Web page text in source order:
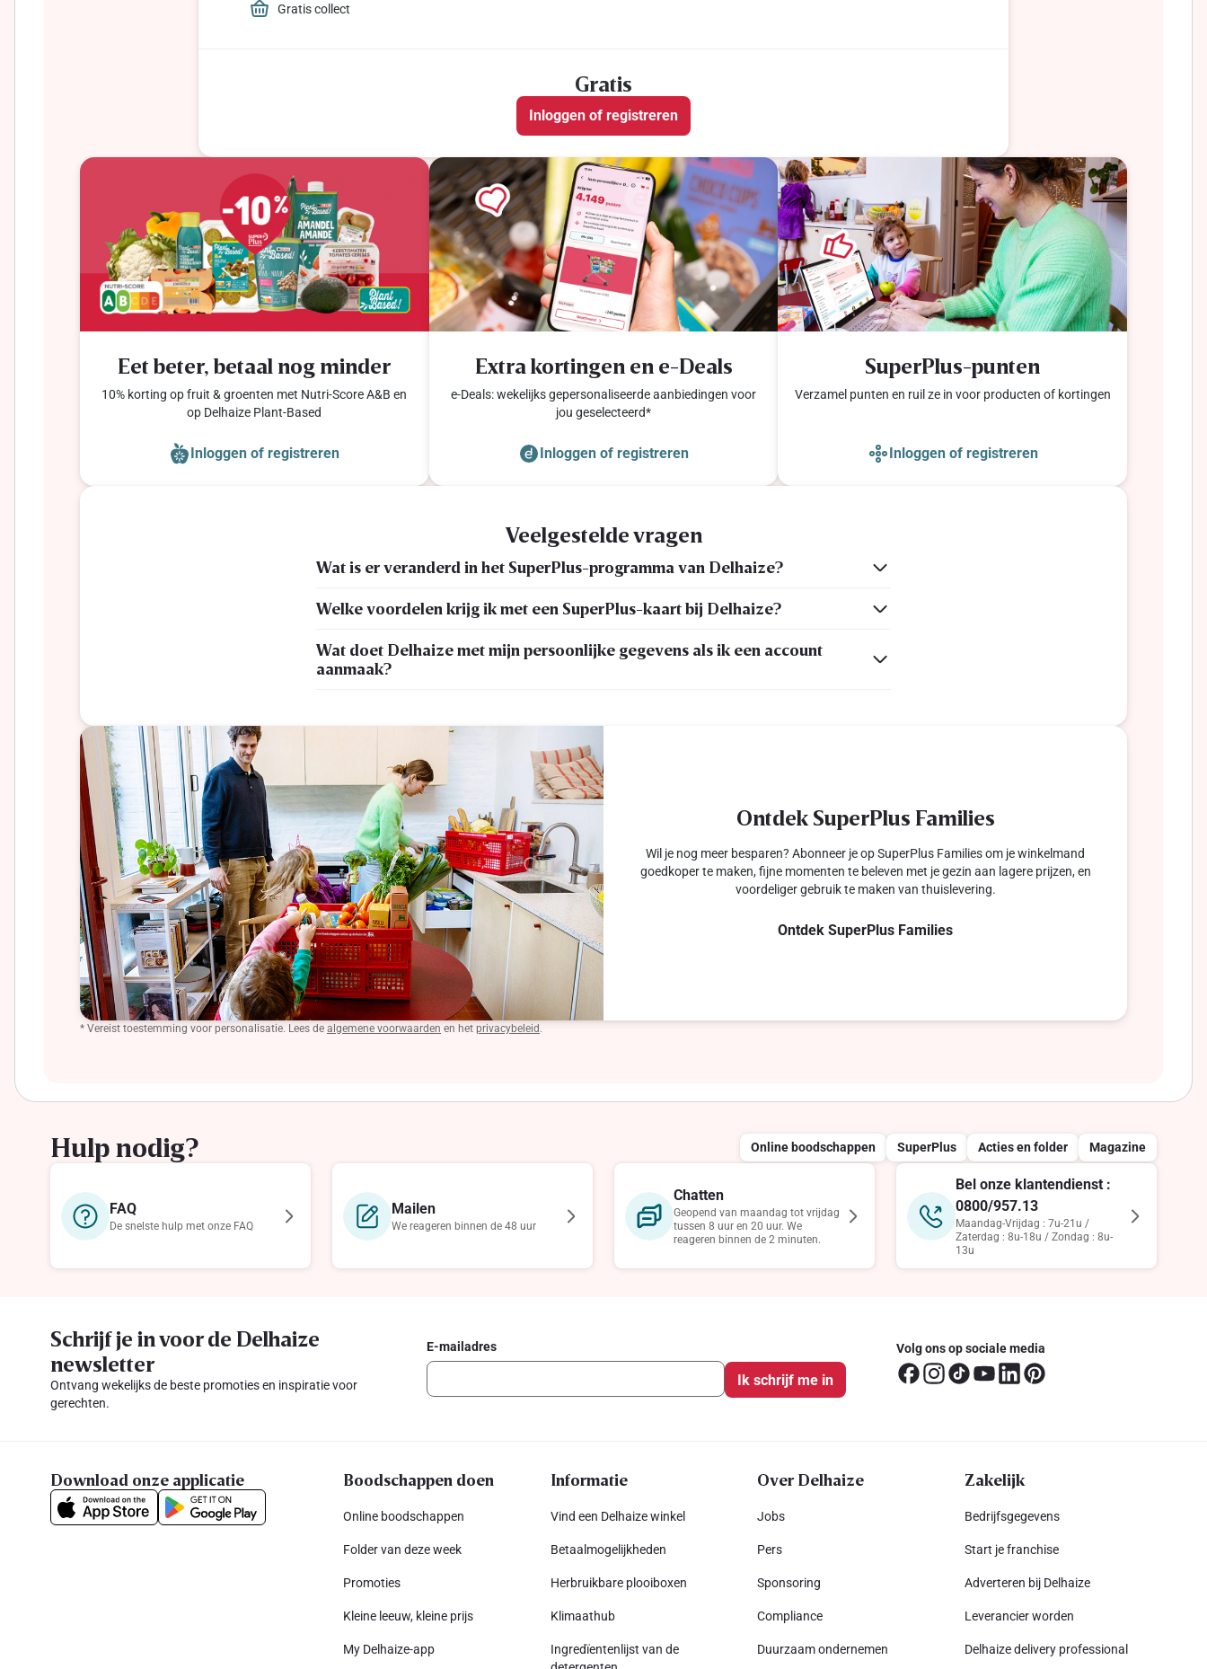
Gratis collect
Gratis
Inloggen of registreren
Eet beter, betaal nog minder
10% korting op fruit & groenten met Nutri-Score A&B en
op Delhaize Plant-Based
Inloggen of registreren
Extra kortingen en e-Deals
e-Deals: wekelijks gepersonaliseerde aanbiedingen voor
jou geselecteerd*
Inloggen of registreren
SuperPlus-punten
Verzamel punten en ruil ze in voor producten of kortingen
Inloggen of registreren
Veelgestelde vragen
Wat is er veranderd in het SuperPlus-programma van Delhaize?
Welke voordelen krijg ik met een SuperPlus-kaart bij Delhaize?
Wat doet Delhaize met mijn persoonlijke gegevens als ik een account
aanmaak?
Ontdek SuperPlus Families
Wil je nog meer besparen? Abonneer je op SuperPlus Families om je winkelmand
goedkoper te maken, fijne momenten te beleven met je gezin aan lagere prijzen, en
voordeliger gebruik te maken van thuislevering.
Ontdek SuperPlus Families
* Vereist toestemming voor personalisatie. Lees de algemene voorwaarden en het privacybeleid .
Hulp nodig? Online boodschappen SuperPlus Acties en folder Magazine
FAQ
De snelste hulp met onze FAQ
Mailen
We reageren binnen de 48 uur
Chatten
Geopend van maandag tot vrijdag
tussen 8 uur en 20 uur. We
reageren binnen de 2 minuten.
Bel onze klantendienst :
0800/957.13
Maandag-Vrijdag : 7u-21u /
Zaterdag : 8u-18u / Zondag : 8u-
13u
Schrijf je in voor de Delhaize
newsletter
Ontvang wekelijks de beste promoties en inspiratie voor
gerechten.
E-mailadres
Ik schrijf me in
Volg ons op sociale media
Download onze applicatie Boodschappen doen
Online boodschappen
Folder van deze week
Promoties
Kleine leeuw, kleine prijs
My Delhaize-app
Informatie
Vind een Delhaize winkel
Betaalmogelijkheden
Herbruikbare plooiboxen
Klimaathub
Ingredïentenlijst van de
Over Delhaize
Jobs
Pers
Sponsoring
Compliance
Duurzaam ondernemen
Zakelijk
Bedrijfsgegevens
Start je franchise
Adverteren bij Delhaize
Leverancier worden
Delhaize delivery professional